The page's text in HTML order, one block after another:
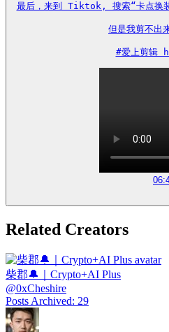
最后，来到 Tiktok, 搜索“卡点换装
但是我剪不出
#爱上剪
Related Creators
柴郡🔔｜Crypto+AI Plus
@0xCheshire
Posts Archived: 29